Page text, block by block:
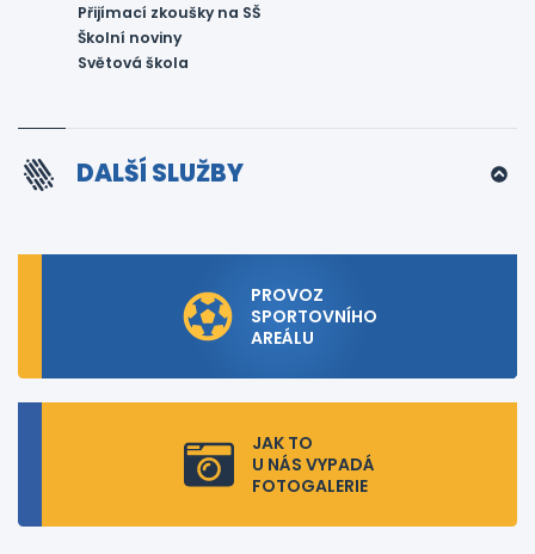
Přijímací zkoušky na SŠ
Školní noviny
Světová škola
DALŠÍ SLUŽBY
PROVOZ
SPORTOVNÍHO
AREÁLU
JAK TO
U NÁS VYPADÁ
FOTOGALERIE